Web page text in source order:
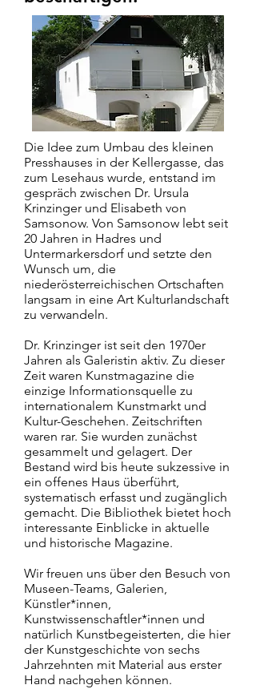
Die Idee zum Umbau des kleinen
Presshauses in der Kellergasse, das
zum Lesehaus wurde, entstand im
gespräch zwischen Dr. Ursula
Krinzinger und Elisabeth von
Samsonow. Von Samsonow lebt seit
20 Jahren in Hadres und
Untermarkersdorf und setzte den
Wunsch um, die
niederösterreichischen Ortschaften
langsam in eine Art Kulturlandschaft
zu verwandeln.
Dr. Krinzinger ist seit den 1970er
Jahren als Galeristin aktiv. Zu dieser
Zeit waren Kunstmagazine die
einzige Informationsquelle zu
internationalem Kunstmarkt und
Kultur-Geschehen. Zeitschriften
waren rar. Sie wurden zunächst
gesammelt und gelagert. Der
Bestand wird bis heute sukzessive in
ein offenes Haus überführt,
systematisch erfasst und zugänglich
gemacht. Die Bibliothek bietet hoch
interessante Einblicke in aktuelle
und historische Magazine.
Wir freuen uns über den Besuch von
Museen-Teams, Galerien,
Künstler*innen,
Kunstwissenschaftler*innen und
natürlich Kunstbegeisterten, die hier
der Kunstgeschichte von sechs
Jahrzehnten mit Material aus erster
Hand nachgehen können.